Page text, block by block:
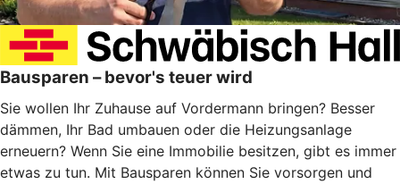
Bausparen – bevor's teuer wird
Sie wollen Ihr Zuhause auf Vordermann bringen? Besser
dämmen, Ihr Bad umbauen oder die Heizungsanlage
erneuern? Wenn Sie eine Immobilie besitzen, gibt es immer
etwas zu tun. Mit Bausparen können Sie vorsorgen und